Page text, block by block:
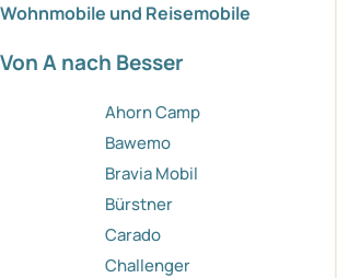
und Reisemobile
Von A nach Besser
Ahorn Camp
Bawemo
Bravia Mobil
Bürstner
Carado
Challenger